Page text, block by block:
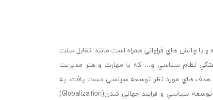
چالش هاي فراواني همراه است مانند: تقابل سنت
نظام سياسي و… كه با مهارت و هنر مديريت
به هدف هاي مورد نظر توسعه سياسي دست يافت. به
علاوه در ابتداي قرن بيست و يكم سلسله تناقضاتي ميان عملكرد دولتها در جهت توسعه سياسي و فرايند جهاني شدن(Globalization)